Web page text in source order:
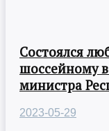
Состоялся
шоссейному
министра
2023-05-29